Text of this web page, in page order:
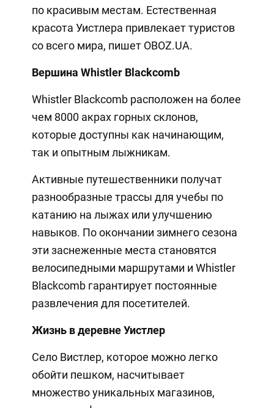
по красивым местам. Естественная
красота Уистлера привлекает туристов
со всего мира, пишет OBOZ.UA.
Вершина Whistler Blackcomb
Whistler Blackcomb расположен на более
чем 8000 акрах горных склонов,
которые доступны как начинающим,
так и опытным лыжникам.
Активные путешественники получат
разнообразные трассы для учебы по
катанию на лыжах или улучшению
навыков. По окончании зимнего сезона
эти заснеженные места становятся
велосипедными маршрутами и Whistler
Blackcomb гарантирует постоянные
развлечения для посетителей.
Жизнь в деревне Уистлер
Село Вистлер, которое можно легко
обойти пешком, насчитывает
множество уникальных магазинов,